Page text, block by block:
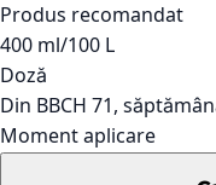
Produs recomandat
400 ml/100 L
Doză
Din BBCH 71,
Moment aplicare